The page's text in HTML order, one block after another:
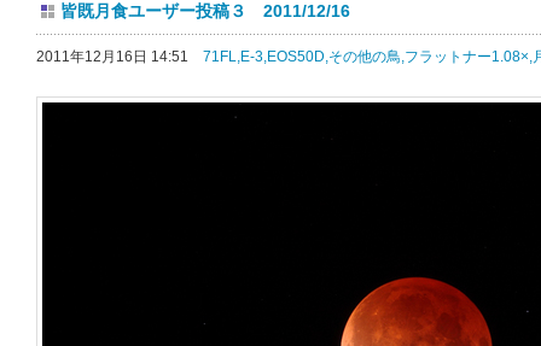
皆既月食ユーザー投稿３ 2011/12/16
2011年12月16日 14:51 71FL,E-3,EOS50D,その他の鳥,フラットナー1.08×,